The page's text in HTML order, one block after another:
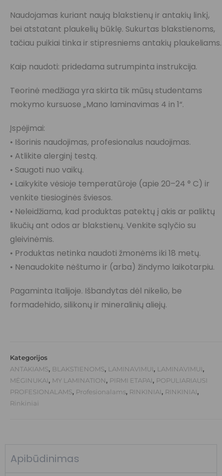
Naudojamas kuriant naują blakstienų ir antakių linkį,
bei atstatant plaukelių būklę. Sukurtas blakstienoms,
tačiau puikiai tinka ir stipresniems antakių plaukeliams.
Kaip naudoti: pridedama sutrumpinta instrukcija.
Teorinė medžiaga yra skirta tik mūsų studentams
mokymo kursuose „Mano laminavimas 4 in 1“.
Įspėjimai:
• Išorinis naudojimas, profesionalus naudojimas.
• Atlikite alerginį testą.
• Saugoti nuo vaikų.
• Laikykite vėsioje temperatūroje (apie 20–24 ° C) ir
venkite tiesioginės šviesos.
• Neleidžiama, kad produktas patektų į akis ar paliktų
likučių ant odos ar blakstienų. Venkite sąlyčio su
gleivinėmis.
• Produktas netinka naudoti žmonėms iki 18 metų.
• Nenaudokite nėštumo ir (arba) žindymo laikotarpiu.
Pagaminta Italijoje. Išbandytas dėl nikelio, be
formadehido, silikonų ir mineralinių aliejų.
Kategorijos
ANTAKIAMS, BLAKSTIENOMS, LAMINAVIMUI , LAMINAVIMUI ,
MĖGINUKAI , MY LAMINATION, PIRMI ETAPAI , POPULIARIAUSI
PROFESIONALAMS, Profesionalams, RINKINIAI , RINKINIAI ,
Rinkiniai
Apibūdinimas